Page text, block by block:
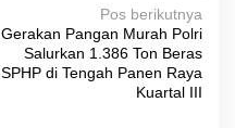
Pos berikutnya
Gerakan Pangan Murah Polri
Salurkan 1.386 Ton Beras
SPHP di Tengah Panen Raya
Kuartal III